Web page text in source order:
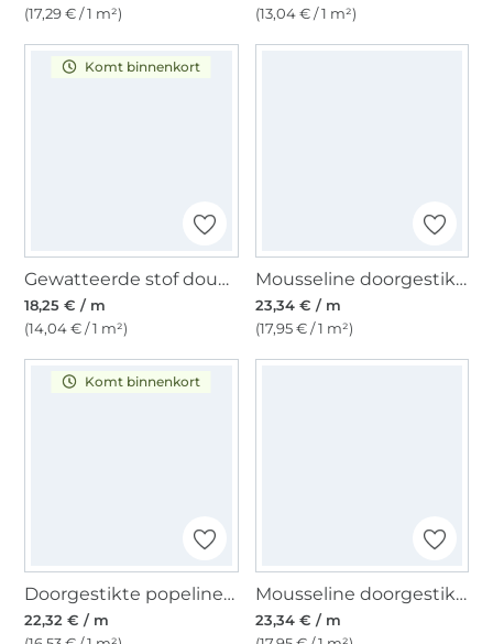
(17,29 € / 1 m²)
(13,04 € / 1 m²)
Komt binnenkort
Gewatteerde stof doubleface Enjoy Copper Coast Orient Flowers, roze
18,25 € / m
(14,04 € / 1 m²)
Mousseline doorgestikte stof , oudroze
23,34 € / m
(17,95 € / 1 m²)
Komt binnenkort
Doorgestikte popeline stof Paisley, blauw
22,32 € / m
Mousseline doorgestikte stof , naturel
23,34 € / m